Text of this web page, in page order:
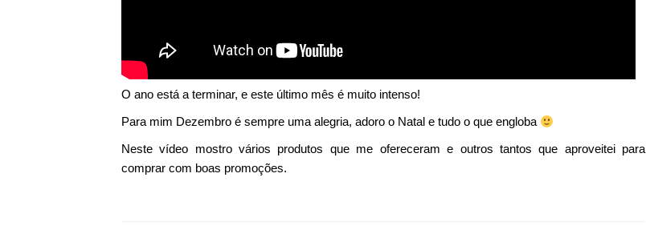
O ano está a terminar, e este último mês é muito intenso!
Para mim Dezembro é sempre uma alegria, adoro o Natal e tudo o que engloba
Neste vídeo mostro vários produtos que me ofereceram e outros tantos que aproveitei para
comprar com boas promoções.